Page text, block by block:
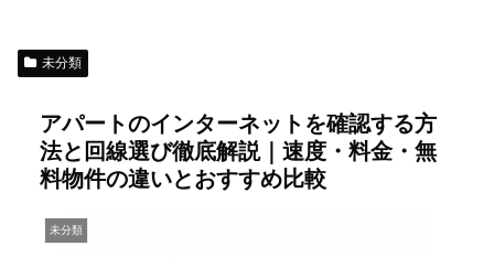
未分類
アパートのインターネットを確認する方
法と回線選び徹底解説｜速度・料金・無
料物件の違いとおすすめ比較
未分類